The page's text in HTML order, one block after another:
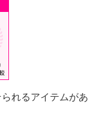
れるアイテムがあ